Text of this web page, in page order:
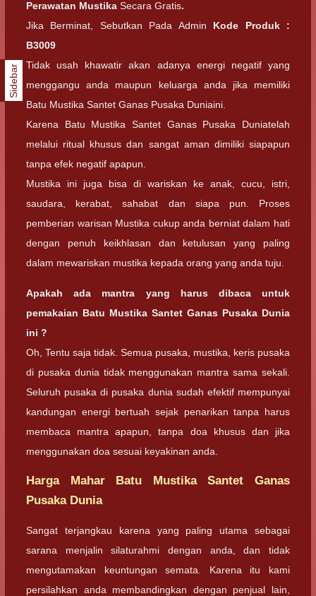
Perawatan Mustika Secara Gratis.
Jika Berminat, Sebutkan Pada Admin Kode Produk :
B3009
Tidak usah khawatir akan adanya energi negatif yang
menggangu anda maupun keluarga anda jika memiliki
Batu Mustika Santet Ganas Pusaka Duniaini.
Karena Batu Mustika Santet Ganas Pusaka Duniatelah
melalui ritual khusus dan sangat aman dimiliki siapapun
tanpa efek negatif apapun.
Mustika ini juga bisa di wariskan ke anak, cucu, istri,
saudara, kerabat, sahabat dan siapa pun. Proses
pemberian warisan Mustika cukup anda berniat dalam hati
dengan penuh keikhlasan dan ketulusan yang paling
dalam mewariskan mustika kepada orang yang anda tuju.
Apakah ada mantra yang harus dibaca untuk
pemakaian Batu Mustika Santet Ganas Pusaka Dunia
ini ?
Oh, Tentu saja tidak. Semua pusaka, mustika, keris pusaka
di pusaka dunia tidak menggunakan mantra sama sekali.
Seluruh pusaka di pusaka dunia sudah efektif mempunyai
kandungan energi bertuah sejak penarikan tanpa harus
membaca mantra apapun, tanpa doa khusus dan jika
menggunakan doa sesuai keyakinan anda.
Harga Mahar Batu Mustika Santet Ganas
Pusaka Dunia
Sangat terjangkau karena yang paling utama sebagai
sarana menjalin silaturahmi dengan anda, dan tidak
mengutamakan keuntungan semata. Karena itu kami
persilahkan anda membandingkan dengan penjual lain,
Sidebar